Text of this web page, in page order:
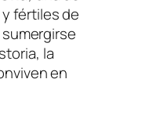
fértiles de
la
en